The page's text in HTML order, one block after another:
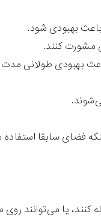
بهبودی شود.
مشورت کنند.
بهبودی طولانی
فضای سابقا
یا می‌توانند